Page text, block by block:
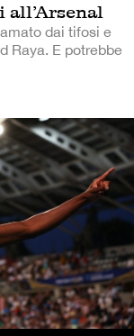
all’Arsenal
dai tifosi e
Raya. E potrebbe